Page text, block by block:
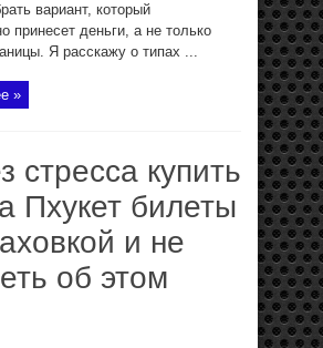
вариант, который
принесет деньги, а не только
Я расскажу о типах ...
»
стресса купить
Пхукет билеты
и не
об этом